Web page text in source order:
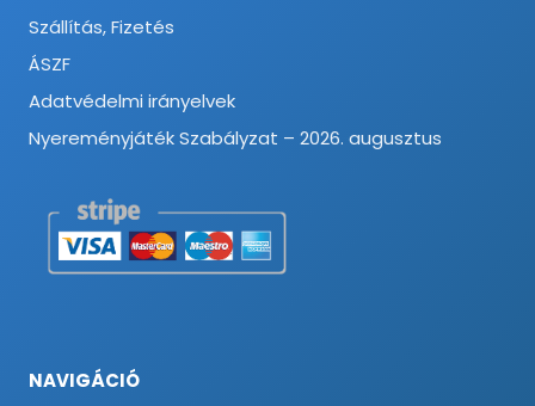
Szállítás, Fizetés
ÁSZF
Adatvédelmi irányelvek
Nyereményjáték Szabályzat – 2026. augusztus
NAVIGÁCIÓ